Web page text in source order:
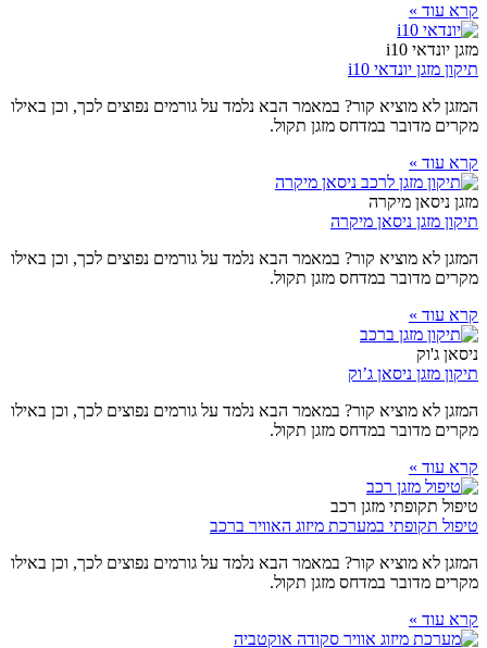
קרא עוד »
מזגן יונדאי i10
תיקון מזגן יונדאי i10
המזגן לא מוציא קור? במאמר הבא נלמד על גורמים נפוצים לכך, וכן באילו
מקרים מדובר במדחס מזגן תקול.
קרא עוד »
מזגן ניסאן מיקרה
תיקון מזגן ניסאן מיקרה
המזגן לא מוציא קור? במאמר הבא נלמד על גורמים נפוצים לכך, וכן באילו
מקרים מדובר במדחס מזגן תקול.
קרא עוד »
ניסאן ג'וק
תיקון מזגן ניסאן ג’וק
המזגן לא מוציא קור? במאמר הבא נלמד על גורמים נפוצים לכך, וכן באילו
מקרים מדובר במדחס מזגן תקול.
קרא עוד »
טיפול תקופתי מזגן רכב
טיפול תקופתי במערכת מיזוג האוויר ברכב
המזגן לא מוציא קור? במאמר הבא נלמד על גורמים נפוצים לכך, וכן באילו
מקרים מדובר במדחס מזגן תקול.
קרא עוד »